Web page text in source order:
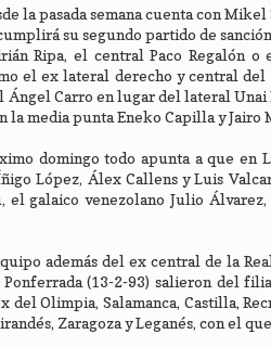
la pasada semana cuenta con
su segundo partido de
Ripa, el central Paco Regalón o
el ex lateral derecho y central
Carro en lugar del lateral Unai
la media punta Eneko Capilla y Jairo
domingo todo apunta a que
López, Álex Callens y Luis
el galaico venezolano Julio
además del ex central de la
Ponferrada (13-2-93) salieron del
del Olimpia, Salamanca, Castilla,
Zaragoza y Leganés, con el